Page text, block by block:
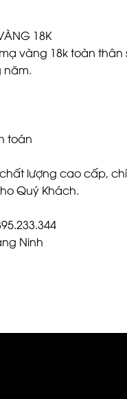
18K
vàng 18k toàn
năm.
toán
lượng cao cấp,
Quý Khách.
Ninh